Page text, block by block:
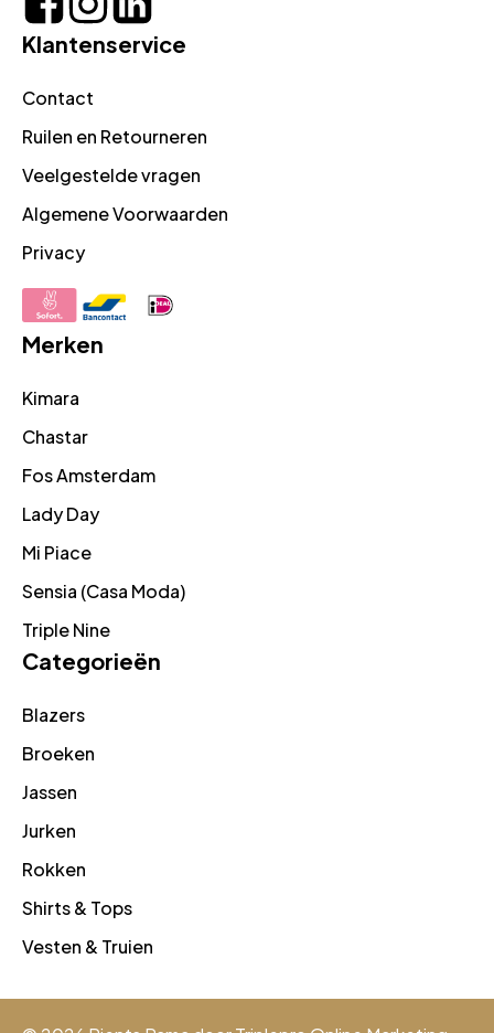
Klantenservice
Contact
Ruilen en Retourneren
Veelgestelde vragen
Algemene Voorwaarden
Privacy
Merken
Kimara
Chastar
Fos Amsterdam
Lady Day
Mi Piace
Sensia (Casa Moda)
Triple Nine
Categorieën
Blazers
Broeken
Jassen
Jurken
Rokken
Shirts & Tops
Vesten & Truien